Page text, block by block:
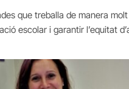
que treballa de manera
escolar i garantir l’equitat